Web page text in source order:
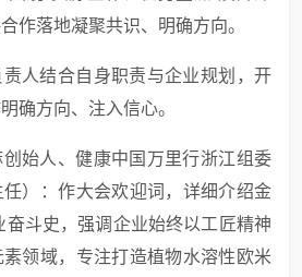
作落地凝聚共识、明确方向。
人结合自身职责与企业规划，开
确方向、注入信心。
始人、健康中国万里行浙江组委
）：作大会欢迎词，详细介绍金
斗史，强调企业始终以工匠精神
领域，专注打造植物水溶性欧米